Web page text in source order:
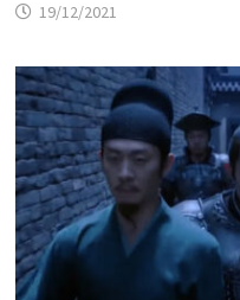
19/12/2021